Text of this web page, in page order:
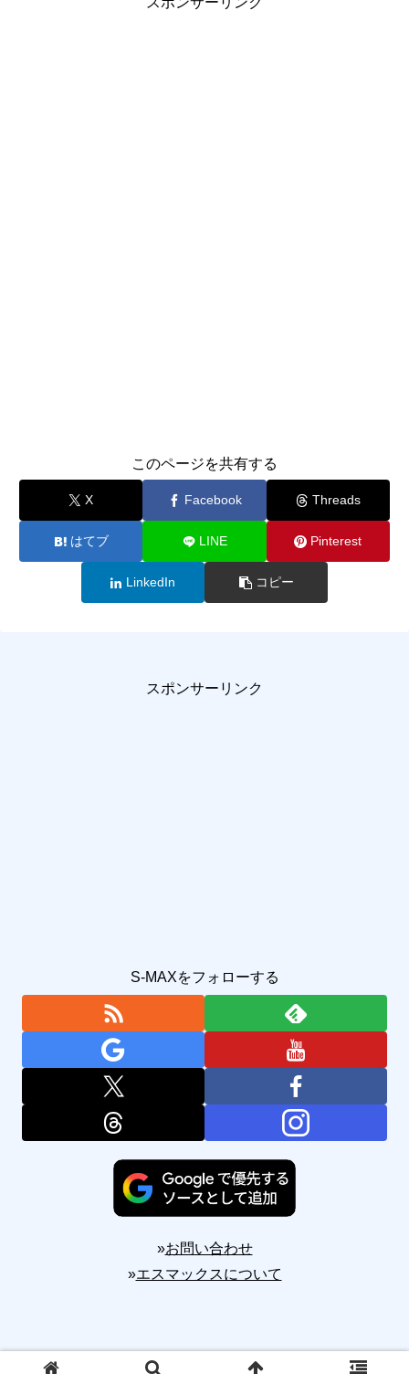
このページを共有する
X Facebook Threads
はてブ LINE Pinterest
LinkedIn コピー
スポンサーリンク
S-MAXをフォローする
»お問い合わせ
»エスマックスについて
Copyright © 2010-2026 S-MAX All Rights Reserved.